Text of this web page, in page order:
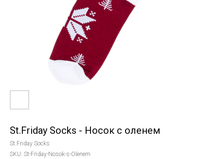
St.Friday Socks - Носок с оленем
St.Friday Socks
SKU: St-Friday-Nosok-s-Olenem